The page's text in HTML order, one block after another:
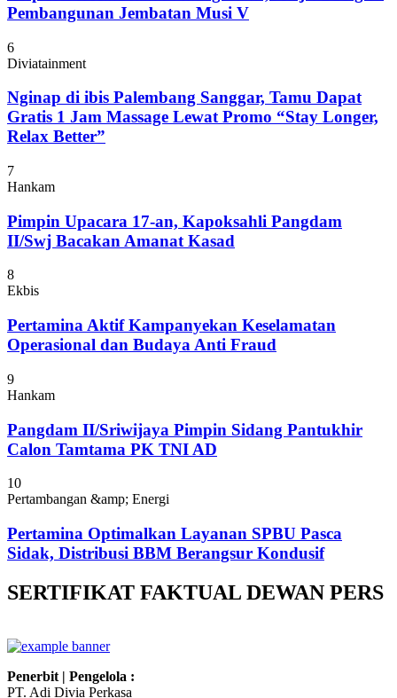
Pembangunan Jembatan Musi V
6
Diviatainment
Nginap di ibis Palembang Sanggar, Tamu Dapat
Gratis 1 Jam Massage Lewat Promo “Stay Longer,
Relax Better”
7
Hankam
Pimpin Upacara 17-an, Kapoksahli Pangdam
II/Swj Bacakan Amanat Kasad
8
Ekbis
Pertamina Aktif Kampanyekan Keselamatan
Operasional dan Budaya Anti Fraud
9
Hankam
Pangdam II/Sriwijaya Pimpin Sidang Pantukhir
Calon Tamtama PK TNI AD
10
Pertambangan &amp; Energi
Pertamina Optimalkan Layanan SPBU Pasca
Sidak, Distribusi BBM Berangsur Kondusif
SERTIFIKAT FAKTUAL DEWAN PERS
Penerbit | Pengelola :
PT. Adi Divia Perkasa